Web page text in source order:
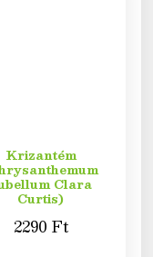
Krizantém
Clara
Curtis)
2290 Ft